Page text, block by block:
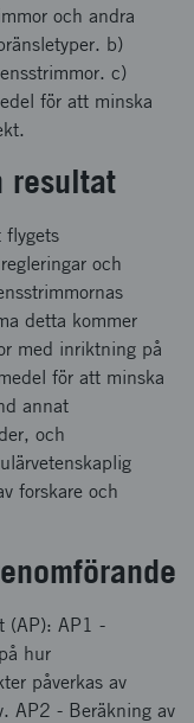
och andra
b)
c)
för att minska
resultat
flygets
och
detta kommer
med inriktning på
för att minska
annat
och
forskare och
(AP): AP1 -
hur
påverkas av
AP2 - Beräkning av